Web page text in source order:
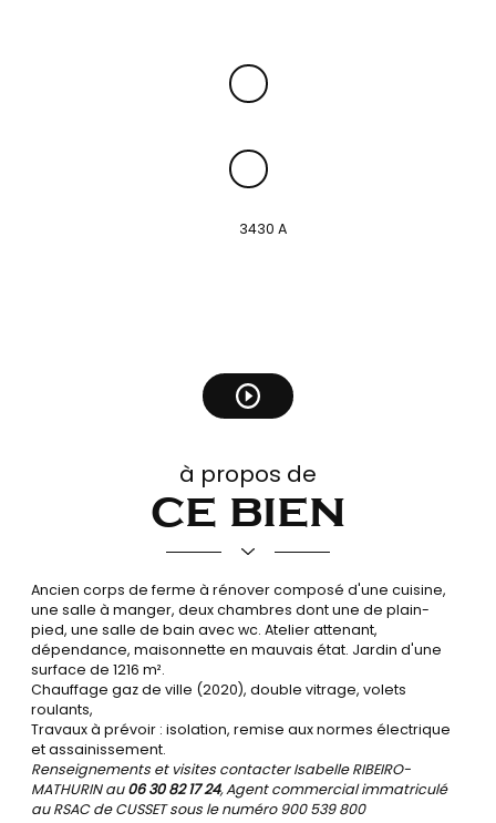
3430 A
à propos de
ce bien
Ancien corps de ferme à rénover composé d'une cuisine,
une salle à manger, deux chambres dont une de plain-
pied, une salle de bain avec wc. Atelier attenant,
dépendance, maisonnette en mauvais état. Jardin d'une
surface de 1216 m².
Chauffage gaz de ville (2020), double vitrage, volets
roulants,
Travaux à prévoir : isolation, remise aux normes électrique
et assainissement.
Renseignements et visites contacter Isabelle RIBEIRO-
MATHURIN au06 30 82 17 24,Agent commercial immatriculé
au RSAC de CUSSET sous le numéro 900 539 800